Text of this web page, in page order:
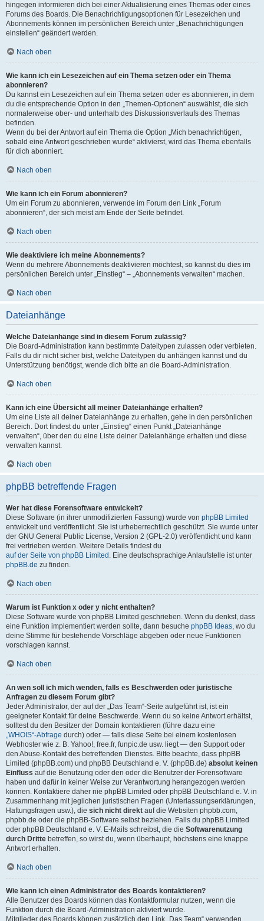
hingegen informieren dich bei einer Aktualisierung eines Themas oder eines
Forums des Boards. Die Benachrichtigungsoptionen für Lesezeichen und
Abonnements können im persönlichen Bereich unter „Benachrichtigungen
einstellen“ geändert werden.
Nach oben
Wie kann ich ein Lesezeichen auf ein Thema setzen oder ein Thema
abonnieren?
Du kannst ein Lesezeichen auf ein Thema setzen oder es abonnieren, in dem
du die entsprechende Option in den „Themen-Optionen“ auswählst, die sich
normalerweise ober- und unterhalb des Diskussionsverlaufs des Themas
befinden.
Wenn du bei der Antwort auf ein Thema die Option „Mich benachrichtigen,
sobald eine Antwort geschrieben wurde“ aktivierst, wird das Thema ebenfalls
für dich abonniert.
Nach oben
Wie kann ich ein Forum abonnieren?
Um ein Forum zu abonnieren, verwende im Forum den Link „Forum
abonnieren“, der sich meist am Ende der Seite befindet.
Nach oben
Wie deaktiviere ich meine Abonnements?
Wenn du mehrere Abonnements deaktivieren möchtest, so kannst du dies im
persönlichen Bereich unter „Einstieg“ – „Abonnements verwalten“ machen.
Nach oben
Dateianhänge
Welche Dateianhänge sind in diesem Forum zulässig?
Die Board-Administration kann bestimmte Dateitypen zulassen oder verbieten.
Falls du dir nicht sicher bist, welche Dateitypen du anhängen kannst und du
Unterstützung benötigst, wende dich bitte an die Board-Administration.
Nach oben
Kann ich eine Übersicht all meiner Dateianhänge erhalten?
Um eine Liste all deiner Dateianhänge zu erhalten, gehe in den persönlichen
Bereich. Dort findest du unter „Einstieg“ einen Punkt „Dateianhänge
verwalten“, über den du eine Liste deiner Dateianhänge erhalten und diese
verwalten kannst.
Nach oben
phpBB betreffende Fragen
Wer hat diese Forensoftware entwickelt?
Diese Software (in ihrer unmodifizierten Fassung) wurde von phpBB Limited
entwickelt und veröffentlicht. Sie ist urheberrechtlich geschützt. Sie wurde unter
der GNU General Public License, Version 2 (GPL-2.0) veröffentlicht und kann
frei vertrieben werden. Weitere Details findest du
auf der Seite von phpBB Limited . Eine deutschsprachige Anlaufstelle ist unter
phpBB.de zu finden.
Nach oben
Warum ist Funktion x oder y nicht enthalten?
Diese Software wurde von phpBB Limited geschrieben. Wenn du denkst, dass
eine Funktion implementiert werden sollte, dann besuche phpBB Ideas, wo du
deine Stimme für bestehende Vorschläge abgeben oder neue Funktionen
vorschlagen kannst.
Nach oben
An wen soll ich mich wenden, falls es Beschwerden oder juristische
Anfragen zu diesem Forum gibt?
Jeder Administrator, der auf der „Das Team“-Seite aufgeführt ist, ist ein
geeigneter Kontakt für deine Beschwerde. Wenn du so keine Antwort erhältst,
solltest du den Besitzer der Domain kontaktieren (führe dazu eine
„WHOIS“-Abfrage durch) oder — falls diese Seite bei einem kostenlosen
Webhoster wie z. B. Yahoo!, free.fr, funpic.de usw. liegt — den Support oder
den Abuse-Kontakt des betreffenden Dienstes. Bitte beachte, dass phpBB
Limited (phpBB.com) und phpBB Deutschland e. V. (phpBB.de) absolut keinen
Einfluss auf die Benutzung oder den oder die Benutzer der Forensoftware
haben und dafür in keiner Weise zur Verantwortung herangezogen werden
können. Kontaktiere daher nie phpBB Limited oder phpBB Deutschland e. V. in
Zusammenhang mit jeglichen juristischen Fragen (Unterlassungserklärungen,
Haftungsfragen usw.), die sich nicht direkt auf die Websiten phpbb.com,
phpbb.de oder die phpBB-Software selbst beziehen. Falls du phpBB Limited
oder phpBB Deutschland e. V. E-Mails schreibst, die die Softwarenutzung
durch Dritte betreffen, so wirst du, wenn überhaupt, höchstens eine knappe
Antwort erhalten.
Nach oben
Wie kann ich einen Administrator des Boards kontaktieren?
Alle Benutzer des Boards können das Kontaktformular nutzen, wenn die
Funktion durch die Board-Administration aktiviert wurde.
Mitglieder des Boards können zusätzlich den Link „Das Team“ verwenden.